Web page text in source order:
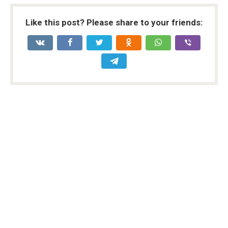
Like this post? Please share to your friends: